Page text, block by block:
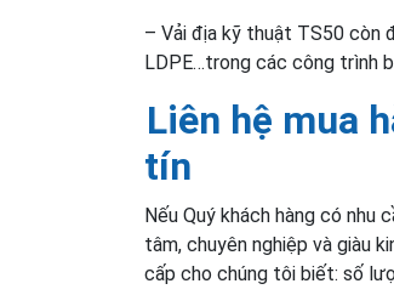
– Vải địa kỹ thuật TS50 còn
LDPE…trong các công trình
Liên hệ mua
tín
Nếu Quý khách hàng có nhu
tâm, chuyên nghiệp và giàu
cấp cho chúng tôi biết: số